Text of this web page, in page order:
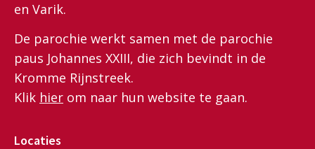
en Varik.
De parochie werkt samen met de parochie
paus Johannes XXIII, die zich bevindt in de
Kromme Rijnstreek.
Klik hier om naar hun website te gaan.
Locaties